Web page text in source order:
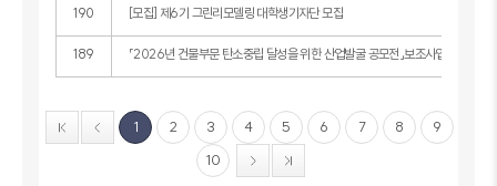
190 [모집] 제6기 그린리모델링 대학생기자단 모집
189 「2026년 건물부문 탄소중립 달성을 위한 산업발굴 공모전」보조사업자 모집 공
1 2 3 4 5 6 7 8
9
10